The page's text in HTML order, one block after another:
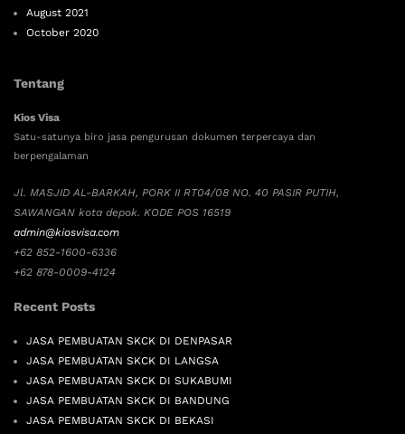
August 2021
October 2020
Tentang
Kios Visa
Satu-satunya biro jasa pengurusan dokumen terpercaya dan
berpengalaman
Jl. MASJID AL-BARKAH, PORK II RT04/08 NO. 40 PASIR PUTIH,
SAWANGAN kota depok. KODE POS 16519
admin@kiosvisa.com
+62 852-1600-6336
+62 878-0009-4124
Recent Posts
JASA PEMBUATAN SKCK DI DENPASAR
JASA PEMBUATAN SKCK DI LANGSA
JASA PEMBUATAN SKCK DI SUKABUMI
JASA PEMBUATAN SKCK DI BANDUNG
JASA PEMBUATAN SKCK DI BEKASI